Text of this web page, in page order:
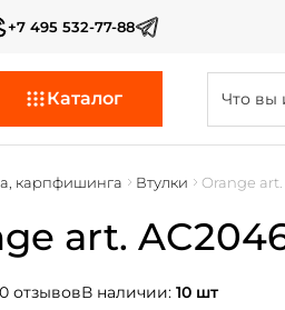
+7 495 532-77-88
Каталог
карпфишинга Втулки Orange art.
art.
0 отзывовВ наличии: 10 шт